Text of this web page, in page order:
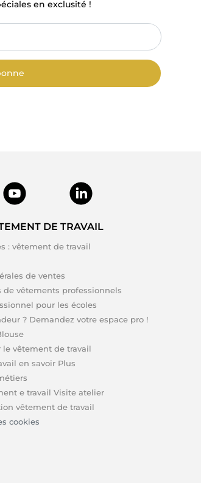
en exclusité !
DE TRAVAIL
: vêtement de travail
de ventes
de vêtements professionnels
pour les écoles
? Demandez votre espace pro !
vêtement de travail
en savoir Plus
e travail Visite atelier
vêtement de travail
cookies